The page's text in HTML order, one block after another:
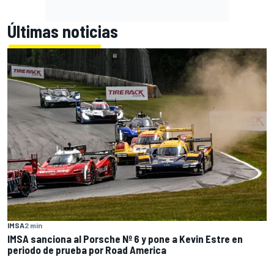
Últimas noticias
IMSA2 min
IMSA sanciona al Porsche Nº 6 y pone a Kevin Estre en
periodo de prueba por Road America